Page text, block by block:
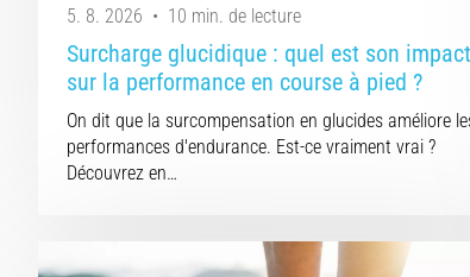
5. 8. 2026 • 10 min. de lecture
Surcharge glucidique : quel est son impact
sur la performance en course à pied ?
On dit que la surcompensation en glucides améliore
performances d'endurance. Est-ce vraiment vrai ?
Découvrez en…